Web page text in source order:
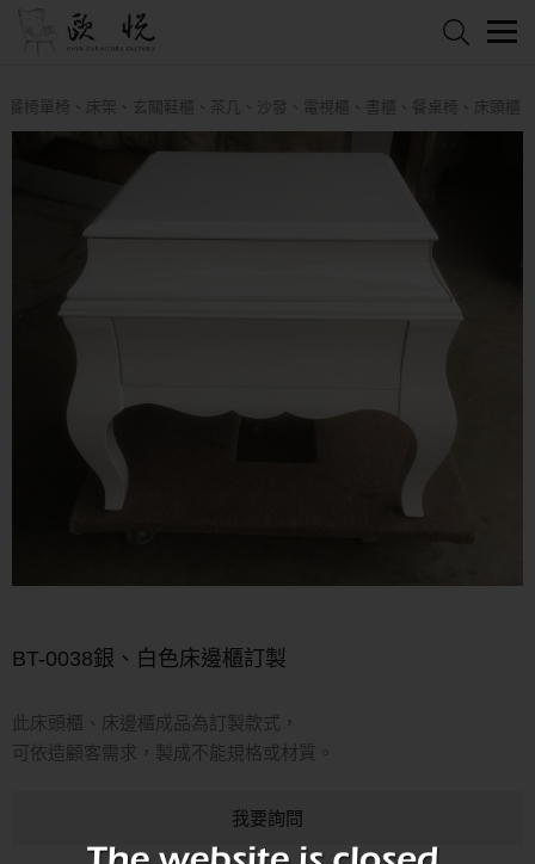
單椅、床架、玄關鞋櫃、茶几、沙發、電視櫃、書櫃、餐桌椅、床頭櫃、
BT-0038銀、白色床邊櫃訂製
此床頭櫃、床邊櫃成品為訂製款式，
可依造顧客需求，製成不能規格或材質。
我要詢問